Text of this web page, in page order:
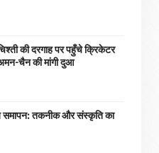
की दरगाह पर पहुँचे क्रिकेटर
चैन की मांगी दुआ
तकनीक और संस्कृति का